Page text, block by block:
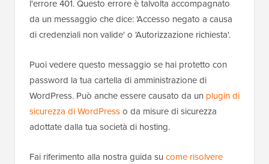
l'errore 401. Questo errore è talvolta accompagnato
da un messaggio che dice: 'Accesso negato a causa
di credenziali non valide' o 'Autorizzazione richiesta'.
Puoi vedere questo messaggio se hai protetto con
password la tua cartella di amministrazione di
WordPress. Può anche essere causato da un plugin di
sicurezza di WordPresso da misure di sicurezza
adottate dalla tua società di hosting.
Fai riferimento alla nostra guida su come risolvere